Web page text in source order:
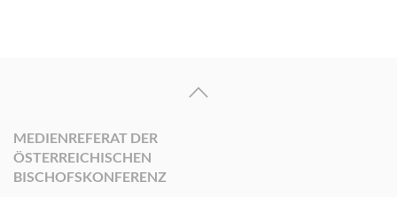
MEDIENREFERAT DER
ÖSTERREICHISCHEN
BISCHOFSKONFERENZ